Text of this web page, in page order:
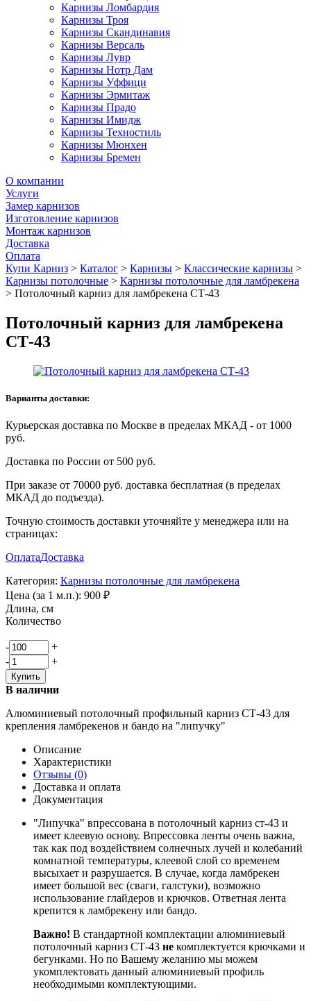
Карнизы Ломбардия
Карнизы Троя
Карнизы Скандинавия
Карнизы Версаль
Карнизы Лувр
Карнизы Нотр Дам
Карнизы Уффици
Карнизы Эрмитаж
Карнизы Прадо
Карнизы Имидж
Карнизы Техностиль
Карнизы Мюнхен
Карнизы Бремен
О компании
Услуги
Замер карнизов
Изготовление карнизов
Монтаж карнизов
Доставка
Оплата
Купи Карниз > Каталог > Карнизы > Классические карнизы >
Карнизы потолочные > Карнизы потолочные для ламбрекена
> Потолочный карниз для ламбрекена СТ-43
Потолочный карниз для ламбрекена
СТ-43
Варианты доставки:
Курьерская доставка по Москве в пределах МКАД - от 1000
руб.
Доставка по России от 500 руб.
При заказе от 70000 руб. доставка бесплатная (в пределах
МКАД до подъезда).
Точную стоимость доставки уточняйте у менеджера или на
страницах:
ОплатаДоставка
Категория: Карнизы потолочные для ламбрекена
Цена (за 1 м.п.): 900 ₽
Длина, см
Количество
-
+
-
+
В наличии
Алюминиевый потолочный профильный карниз СТ-43 для
крепления ламбрекенов и бандо на "липучку"
Описание
Характеристики
Отзывы (0)
Доставка и оплата
Документация
"Липучка" впрессована в потолочный карниз ст-43 и
имеет клеевую основу. Впрессовка ленты очень важна,
так как под воздействием солнечных лучей и колебаний
комнатной температуры, клеевой слой со временем
высыхает и разрушается. В случае, когда ламбрекен
имеет большой вес (сваги, галстуки), возможно
использование глайдеров и крючков. Ответная лента
крепится к ламбрекену или бандо.
Важно! В стандартной комплектации алюминиевый
потолочный карниз СТ-43 не комплектуется крючками и
бегунками. Но по Вашему желанию мы можем
укомплектовать данный алюминиевый профиль
необходимыми комплектующими.